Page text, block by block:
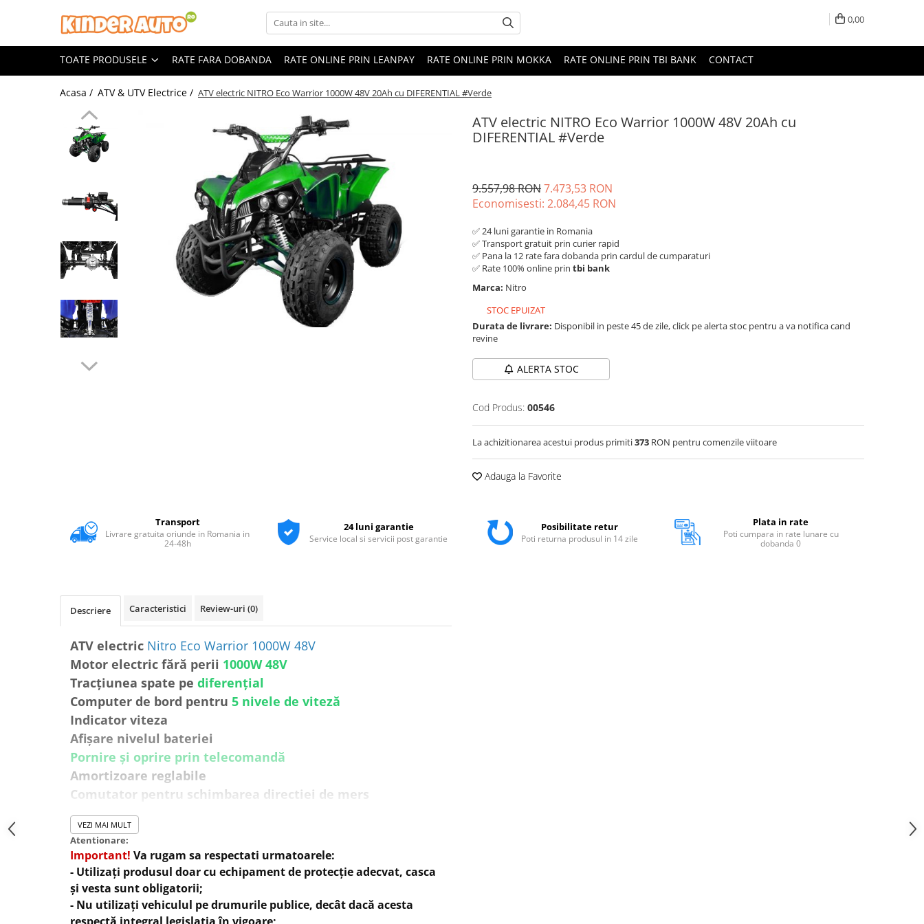
Toate Produsele
Produse in stoc
Masinute electrice
Motociclete electrice
ATV & UTV Electrice
Vehicule electrice adulti
Vehicule speciale copii
Masinute electrice Mercedes
Masinute electrice tip SUV
Jucarii RC cu telecomanda
0,00
TOATE PRODUSELE RATE FARA DOBANDA RATE ONLINE PRIN LEANPAY RATE ONLINE PRIN MOKKA RATE ONLINE PRIN TBI BANK CONTACT
Acasa / ATV & UTV Electrice / ATV electric NITRO Eco Warrior 1000W 48V 20Ah cu DIFERENTIAL #Verde
ATV electric NITRO Eco Warrior 1000W 48V 20Ah cu
DIFERENTIAL #Verde
9.557,98 RON7.473,53 RON
Economisesti: 2.084,45 RON
✅ 24 luni garantie in Romania
✅ Transport gratuit prin curier rapid
✅ Pana la 12 rate fara dobanda prin cardul de cumparaturi
✅ Rate 100% online prin tbi bank
Marca: Nitro
STOC EPUIZAT
Durata de livrare: Disponibil in peste 45 de zile, click pe alerta stoc pentru a va notifica cand
revine
ALERTA STOC
Cod Produs: 00546
La achizitionarea acestui produs primiti373 RON pentru comenzile viitoare
Adauga la Favorite
Transport
Livrare gratuita oriunde in Romania in
24-48h
24 luni garantie
Service local si servicii post garantie
Posibilitate retur
Poti returna produsul in 14 zile
Plata in rate
Poti cumpara in rate lunare cu
dobanda 0
Descriere Caracteristici Review-uri (0)
ATV electric Nitro Eco Warrior 1000W 48V
Motor electric fără perii 1000W 48V
Tracțiunea spate pe diferențial
Computer de bord pentru 5 nivele de viteză
Indicator viteza
Afișare nivelul bateriei
Pornire și oprire prin telecomandă
Amortizoare reglabile
Comutator pentru schimbarea directiei de mers
Grilaj metalic față și spate
Frana hidraulica pe disc spate
Frana pe tambur in partea din fata
Putere maxima nominala 750 / 1000W
Viteza-Maxima 30 km/h
Limitator de viteza cu 5 TREPTE
VEZI MAI MULT
Atentionare:
Important! Va rugam sa respectati urmatoarele:
- Utilizați produsul doar cu echipament de protecție adecvat, casca
și vesta sunt obligatorii;
- Nu utilizați vehiculul pe drumurile publice, decât dacă acesta